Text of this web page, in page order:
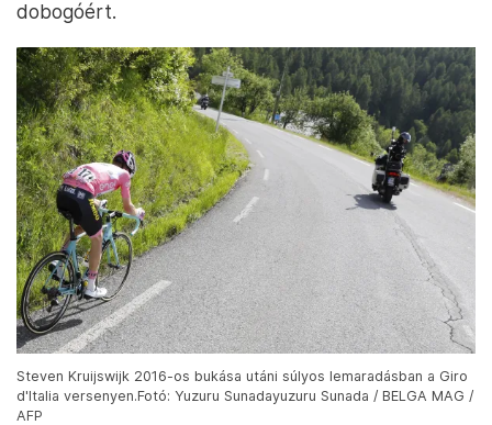
dobogóért.
Steven Kruijswijk 2016-os bukása utáni súlyos lemaradásban a Giro
d'Italia versenyen.Fotó: Yuzuru Sunadayuzuru Sunada / BELGA MAG /
AFP